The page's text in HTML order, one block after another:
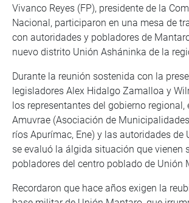
Vivanco Reyes (FP), presidente de la
Nacional, participaron en una mesa de
con autoridades y pobladores de
nuevo distrito Unión Asháninka de la
Durante la reunión sostenida con la
legisladores Alex Hidalgo Zamalloa y
los representantes del gobierno regional,
Amuvrae (Asociación de
ríos Apurímac, Ene) y las autoridades de
se evaluó la álgida situación que vienen
pobladores del centro poblado de Unión
Recordaron que hace años exigen la